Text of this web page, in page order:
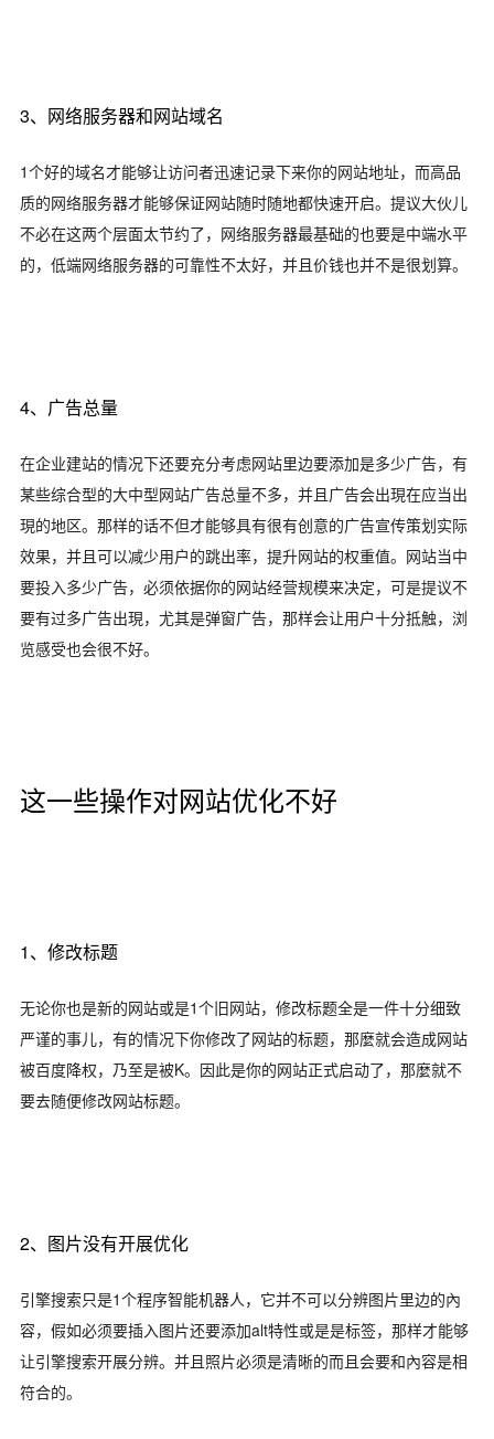
3、网络服务器和网站域名
1个好的域名才能够让访问者迅速记录下来你的网站地址，而高品
质的网络服务器才能够保证网站随时随地都快速开启。提议大伙儿
不必在这两个层面太节约了，网络服务器最基础的也要是中端水平
的，低端网络服务器的可靠性不太好，并且价钱也并不是很划算。
4、广告总量
在企业建站的情况下还要充分考虑网站里边要添加是多少广告，有
某些综合型的大中型网站广告总量不多，并且广告会出現在应当出
現的地区。那样的话不但才能够具有很有创意的广告宣传策划实际
效果，并且可以减少用户的跳出率，提升网站的权重值。网站当中
要投入多少广告，必须依据你的网站经营规模来决定，可是提议不
要有过多广告出現，尤其是弹窗广告，那样会让用户十分抵触，浏
览感受也会很不好。
这一些操作对网站优化不好
1、修改标题
无论你也是新的网站或是1个旧网站，修改标题全是一件十分细致
严谨的事儿，有的情况下你修改了网站的标题，那麼就会造成网站
被百度降权，乃至是被K。因此是你的网站正式启动了，那麼就不
要去随便修改网站标题。
2、图片没有开展优化
引擎搜索只是1个程序智能机器人，它并不可以分辨图片里边的內
容，假如必须要插入图片还要添加alt特性或是是标签，那样才能够
让引擎搜索开展分辨。并且照片必须是清晰的而且会要和內容是相
符合的。